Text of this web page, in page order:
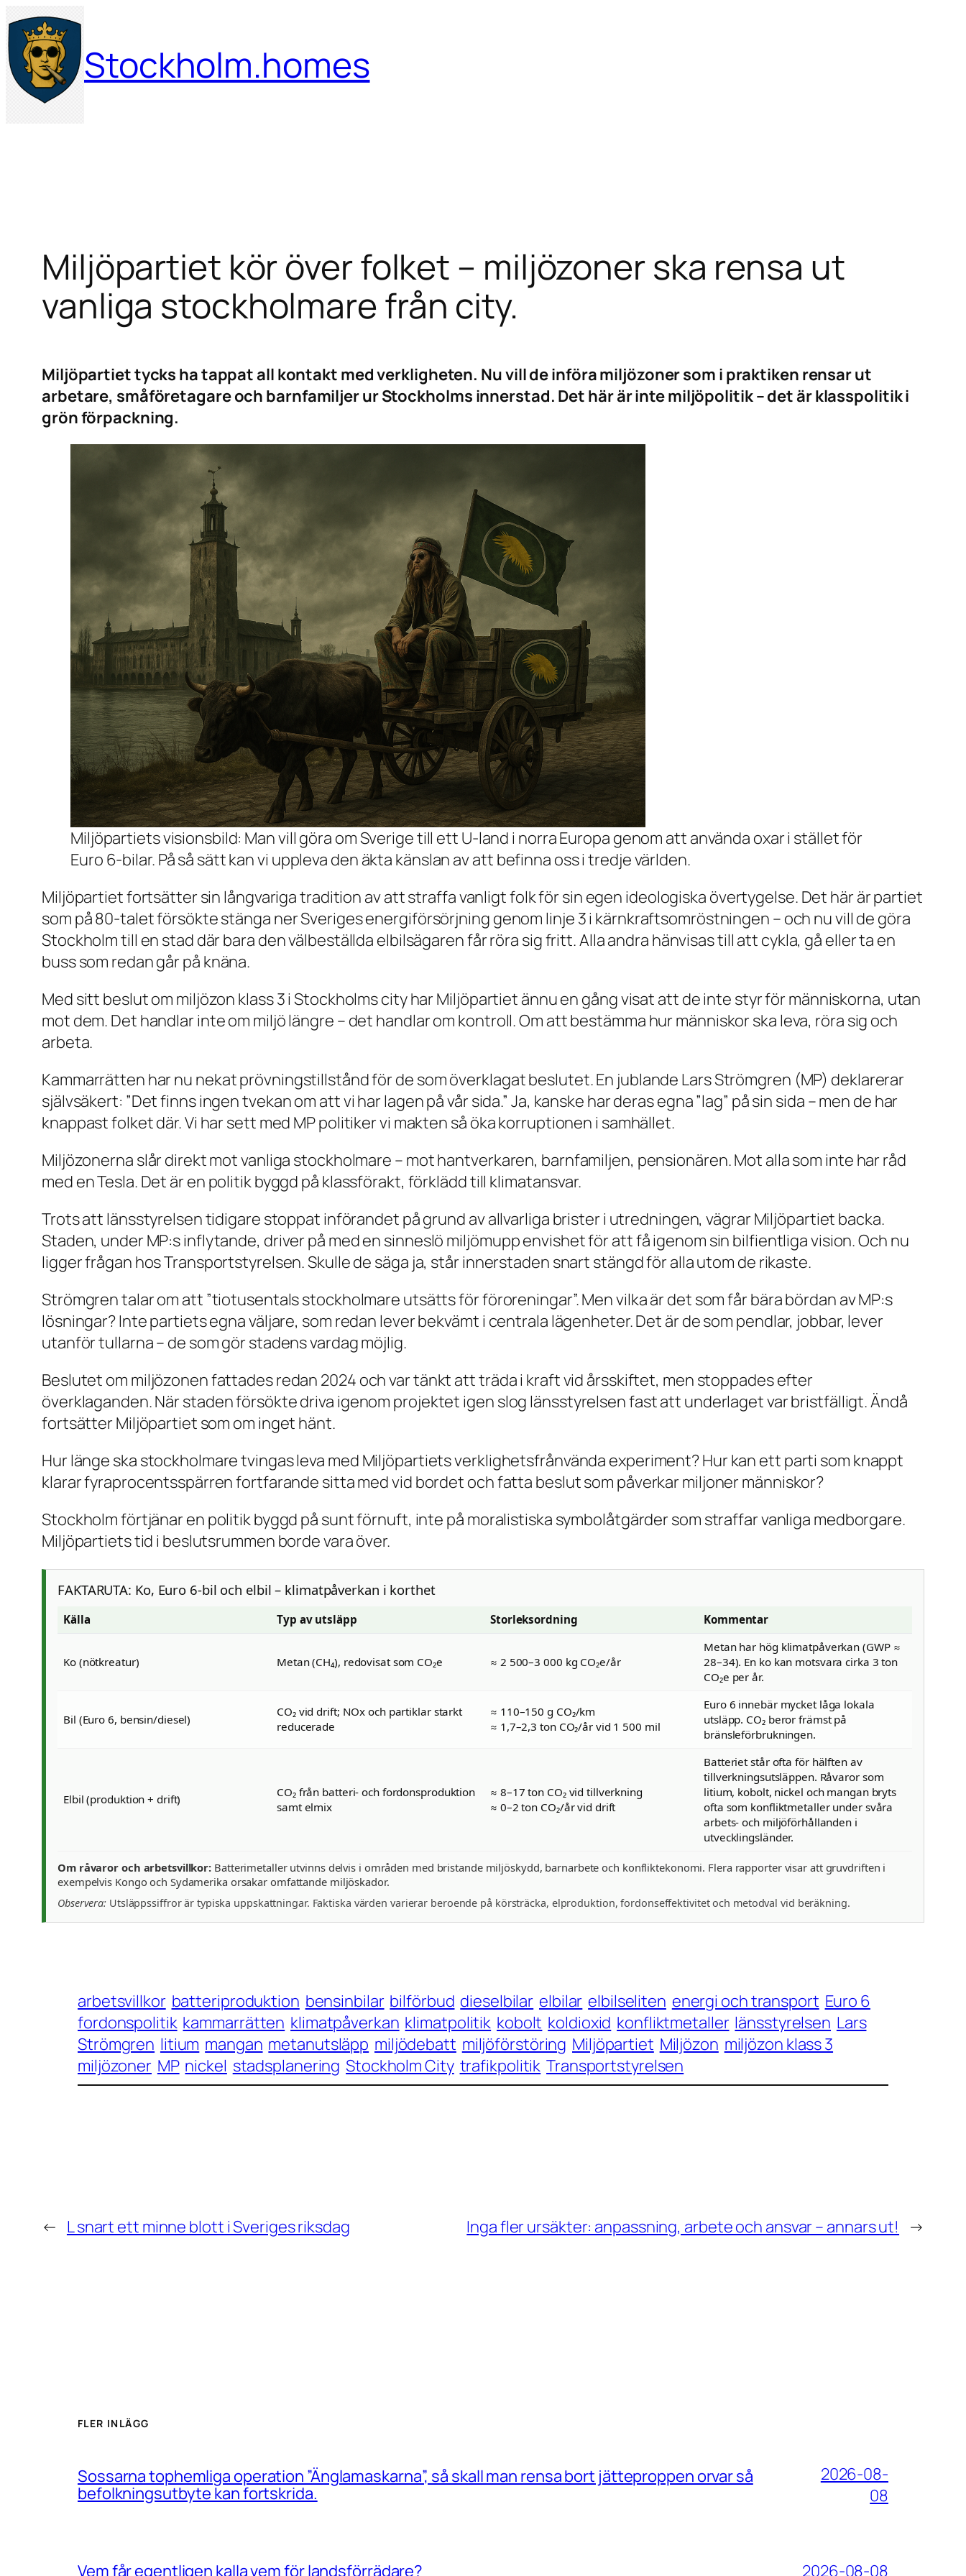
Hoppa
till
innehåll
Stockholm.homes
Miljöpartiet kör över folket – miljözoner ska rensa ut
vanliga stockholmare från city.
Miljöpartiet tycks ha tappat all kontakt med verkligheten. Nu vill de införa miljözoner som i praktiken rensar ut
arbetare, småföretagare och barnfamiljer ur Stockholms innerstad. Det här är inte miljöpolitik – det är klasspolitik i
grön förpackning.
Miljöpartiets visionsbild: Man vill göra om Sverige till ett U-land i norra Europa genom att använda oxar i stället för
Euro 6-bilar. På så sätt kan vi uppleva den äkta känslan av att befinna oss i tredje världen.
Miljöpartiet fortsätter sin långvariga tradition av att straffa vanligt folk för sin egen ideologiska övertygelse. Det här är partiet
som på 80-talet försökte stänga ner Sveriges energiförsörjning genom linje 3 i kärnkraftsomröstningen – och nu vill de göra
Stockholm till en stad där bara den välbeställda elbilsägaren får röra sig fritt. Alla andra hänvisas till att cykla, gå eller ta en
buss som redan går på knäna.
Med sitt beslut om miljözon klass 3 i Stockholms city har Miljöpartiet ännu en gång visat att de inte styr för människorna, utan
mot dem. Det handlar inte om miljö längre – det handlar om kontroll. Om att bestämma hur människor ska leva, röra sig och
arbeta.
Kammarrätten har nu nekat prövningstillstånd för de som överklagat beslutet. En jublande Lars Strömgren (MP) deklarerar
självsäkert: ”Det finns ingen tvekan om att vi har lagen på vår sida.” Ja, kanske har deras egna ”lag” på sin sida – men de har
knappast folket där. Vi har sett med MP politiker vi makten så öka korruptionen i samhället.
Miljözonerna slår direkt mot vanliga stockholmare – mot hantverkaren, barnfamiljen, pensionären. Mot alla som inte har råd
med en Tesla. Det är en politik byggd på klassförakt, förklädd till klimatansvar.
Trots att länsstyrelsen tidigare stoppat införandet på grund av allvarliga brister i utredningen, vägrar Miljöpartiet backa.
Staden, under MP:s inflytande, driver på med en sinneslö miljömupp envishet för att få igenom sin bilfientliga vision. Och nu
ligger frågan hos Transportstyrelsen. Skulle de säga ja, står innerstaden snart stängd för alla utom de rikaste.
Strömgren talar om att ”tiotusentals stockholmare utsätts för föroreningar”. Men vilka är det som får bära bördan av MP:s
lösningar? Inte partiets egna väljare, som redan lever bekvämt i centrala lägenheter. Det är de som pendlar, jobbar, lever
utanför tullarna – de som gör stadens vardag möjlig.
Beslutet om miljözonen fattades redan 2024 och var tänkt att träda i kraft vid årsskiftet, men stoppades efter
överklaganden. När staden försökte driva igenom projektet igen slog länsstyrelsen fast att underlaget var bristfälligt. Ändå
fortsätter Miljöpartiet som om inget hänt.
Hur länge ska stockholmare tvingas leva med Miljöpartiets verklighetsfrånvända experiment? Hur kan ett parti som knappt
klarar fyraprocentsspärren fortfarande sitta med vid bordet och fatta beslut som påverkar miljoner människor?
Stockholm förtjänar en politik byggd på sunt förnuft, inte på moralistiska symbolåtgärder som straffar vanliga medborgare.
Miljöpartiets tid i beslutsrummen borde vara över.
FAKTARUTA: Ko, Euro 6-bil och elbil – klimatpåverkan i korthet
Källa Typ av utsläpp Storleksordning Kommentar
Ko (nötkreatur) Metan (CH₄), redovisat som CO₂e ≈ 2 500–3 000 kg CO₂e/år
Metan har hög klimatpåverkan (GWP ≈
28–34). En ko kan motsvara cirka 3 ton
CO₂e per år.
Bil (Euro 6, bensin/diesel)
CO₂ vid drift; NOx och partiklar starkt
reducerade
≈ 110–150 g CO₂/km
≈ 1,7–2,3 ton CO₂/år vid 1 500 mil
Euro 6 innebär mycket låga lokala
utsläpp. CO₂ beror främst på
bränsleförbrukningen.
Elbil (produktion + drift)
CO₂ från batteri- och fordonsproduktion
samt elmix
≈ 8–17 ton CO₂ vid tillverkning
≈ 0–2 ton CO₂/år vid drift
Batteriet står ofta för hälften av
tillverkningsutsläppen. Råvaror som
litium, kobolt, nickel och mangan bryts
ofta som konfliktmetaller under svåra
arbets- och miljöförhållanden i
utvecklingsländer.
Om råvaror och arbetsvillkor: Batterimetaller utvinns delvis i områden med bristande miljöskydd, barnarbete och konfliktekonomi. Flera rapporter visar att gruvdriften i
exempelvis Kongo och Sydamerika orsakar omfattande miljöskador.
Observera: Utsläppssiffror är typiska uppskattningar. Faktiska värden varierar beroende på körsträcka, elproduktion, fordonseffektivitet och metodval vid beräkning.
arbetsvillkor batteriproduktion bensinbilar bilförbud dieselbilar elbilar elbilseliten energi och transport Euro 6
fordonspolitik kammarrätten klimatpåverkan klimatpolitik kobolt koldioxid konfliktmetaller länsstyrelsen Lars
Strömgren litium mangan metanutsläpp miljödebatt miljöförstöring Miljöpartiet Miljözon miljözon klass 3
miljözoner MP nickel stadsplanering Stockholm City trafikpolitik Transportstyrelsen
← L snart ett minne blott i Sveriges riksdag Inga fler ursäkter: anpassning, arbete och ansvar – annars ut! →
FLER INLÄGG
Sossarna tophemliga operation ”Änglamaskarna”, så skall man rensa bort jätteproppen orvar så
befolkningsutbyte kan fortskrida.
2026-08-
08
Vem får egentligen kalla vem för landsförrädare? 2026-08-08